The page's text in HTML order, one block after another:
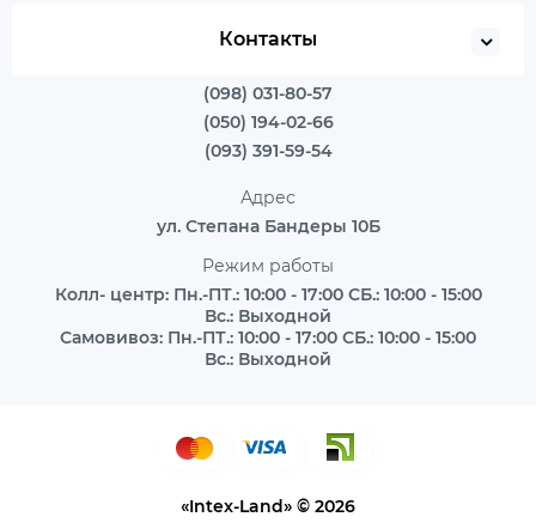
Контакты
(098) 031-80-57
(050) 194-02-66
(093) 391-59-54
Адрес
ул. Степана Бандеры 10Б
Режим работы
Колл- центр: Пн.-ПТ.: 10:00 - 17:00 СБ.: 10:00 - 15:00
Вс.: Выходной
Самовивоз: Пн.-ПТ.: 10:00 - 17:00 СБ.: 10:00 - 15:00
Вс.: Выходной
«Intex-Land» © 2026